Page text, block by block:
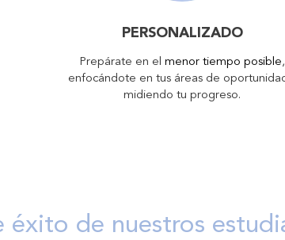
PERSONALIZADO
Prepárate en el menor tiempo posible,
enfocándote en tus áreas de
midiendo tu progreso.
éxito de nuestros